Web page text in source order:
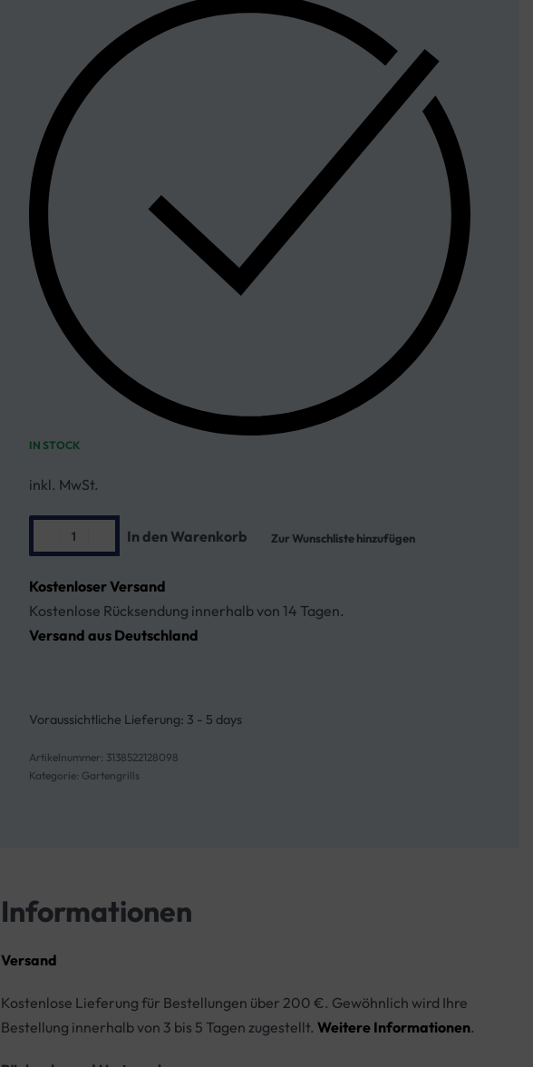
IN STOCK
inkl. MwSt.
In den Warenkorb Zur Wunschliste hinzufügen
Kostenloser Versand
Kostenlose Rücksendung innerhalb von 14 Tagen.
Versand aus Deutschland
Voraussichtliche Lieferung: 3 - 5 days
3138522128098
Kategorie: Gartengrills
Informationen
Versand
Kostenlose Lieferung für Bestellungen über 200 €. Gewöhnlich wird Ihre
Bestellung innerhalb von 3 bis 5 Tagen zugestellt. Weitere Informationen.